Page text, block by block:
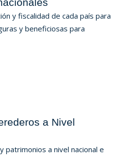
y fiscalidad de cada país para
y beneficiosas para
a Nivel
patrimonios a nivel nacional e